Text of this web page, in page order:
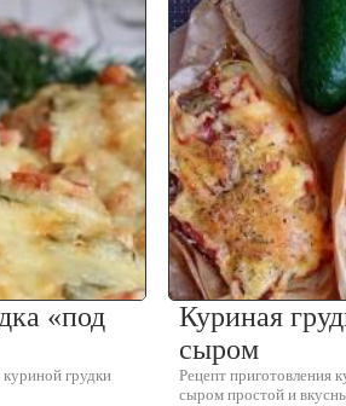
«под
грудки
Куриная
сыром
Рецепт приготовления
сыром простой и